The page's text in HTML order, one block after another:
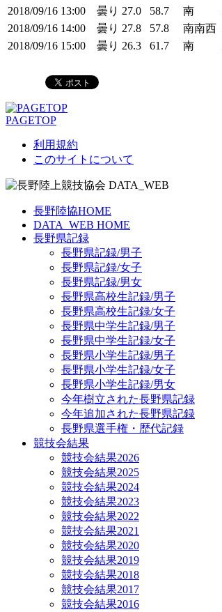
2018/09/16 13:00 曇り 27.0 58.7 南
2018/09/16 14:00 曇り 27.8 57.8 南南西
2018/09/16 15:00 曇り 26.3 61.7 南
PAGETOP
利用規約
このサイトについて
長野陸協HOME
DATA_WEB HOME
長野県記録
長野県記録/男子
長野県記録/女子
長野県記録/男女
長野県高校生記録/男子
長野県高校生記録/女子
長野県中学生記録/男子
長野県中学生記録/女子
長野県小学生記録/男子
長野県小学生記録/女子
長野県小学生記録/男女
今年樹立された長野県記録
今年追加された長野県記録
長野県選手権・歴代記録
競技会結果
競技会結果2026
競技会結果2025
競技会結果2024
競技会結果2023
競技会結果2022
競技会結果2021
競技会結果2020
競技会結果2019
競技会結果2018
競技会結果2017
競技会結果2016